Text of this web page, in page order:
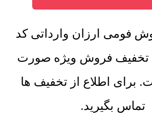
فومی ارزان وارداتی کد
تخفیف فروش ویژه صورت
برای اطلاع از تخفیف ها
تماس بگیرید.